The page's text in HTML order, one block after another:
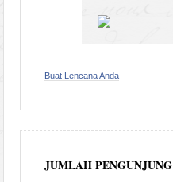
Buat Lencana Anda
JUMLAH PENGUNJUNG